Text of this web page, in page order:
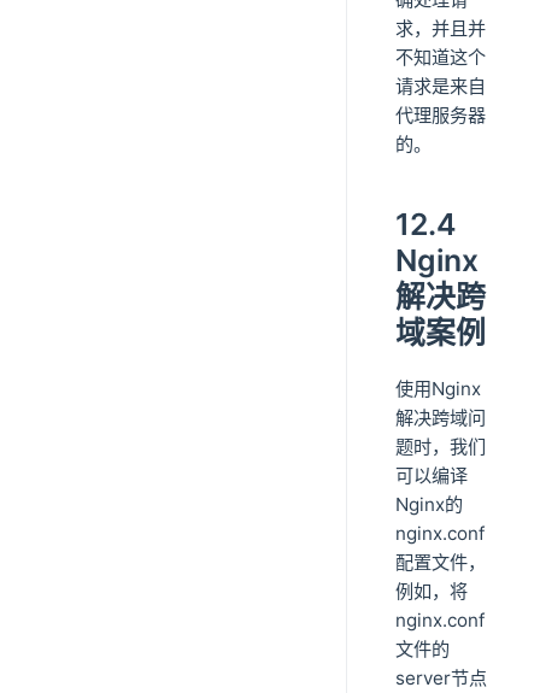
求，并且并
不知道这个
请求是来自
代理服务器
的。
12.4
Nginx
解决跨
域案例
使用Nginx
解决跨域问
题时，我们
可以编译
Nginx的
nginx.conf
配置文件，
例如，将
nginx.conf
文件的
server节点